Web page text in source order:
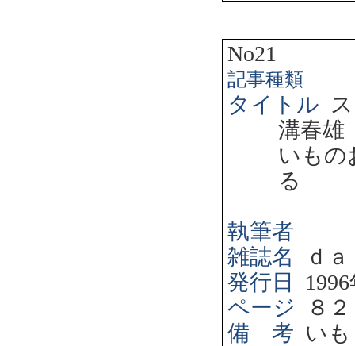
No21
記事種類
タイトル
溝春
いもの
る
執筆者
雑誌名
ｄ
発行日
1996
ページ
８
備 考 い